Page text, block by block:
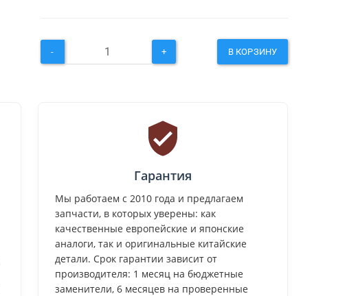
- + В КОРЗИНУ
Гарантия
Мы работаем с 2010 года и предлагаем
запчасти, в которых уверены: как
качественные европейские и японские
аналоги, так и оригинальные китайские
детали. Срок гарантии зависит от
производителя: 1 месяц на бюджетные
заменители, 6 месяцев на проверенные